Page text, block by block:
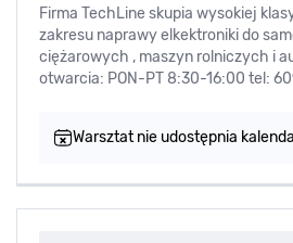
Firma TechLine skupia wysokiej
zakresu naprawy elkektroniki do
ciężarowych , maszyn rolniczych i
otwarcia: PON-PT 8:30-16:00 tel:
Warsztat nie udostępnia